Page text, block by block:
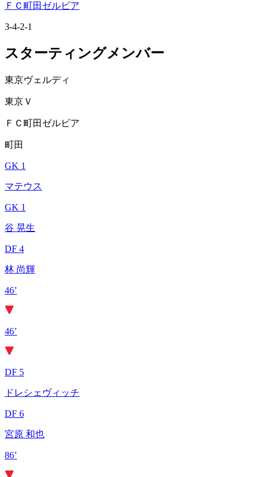
ＦＣ町田ゼルビア
3-4-2-1
スターティングメンバー
東京ヴェルディ
東京Ｖ
ＦＣ町田ゼルビア
町田
GK 1
マテウス
GK 1
谷 晃生
DF 4
林 尚輝
46’
46’
DF 5
ドレシェヴィッチ
DF 6
宮原 和也
86’